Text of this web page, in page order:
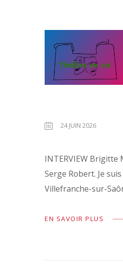
24 JUIN 2026
INTERVIEW Brigitte
Serge Robert. Je
Villefranche-sur-
EN SAVOIR PLUS